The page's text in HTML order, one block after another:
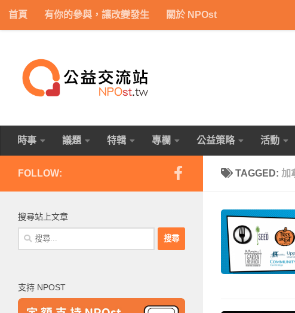
Skip to content
首頁 有你的參與，讓改變發生 關於 NPOst
時事 議題 特輯 專欄 公益策略 活動
TAGGED: 加
FOLLOW:
搜尋站上文章
搜
尋
字:
支持 NPOST